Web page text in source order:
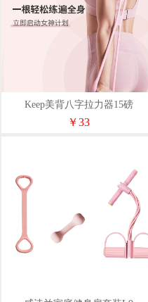
Keep美背八字拉力器15磅
￥33